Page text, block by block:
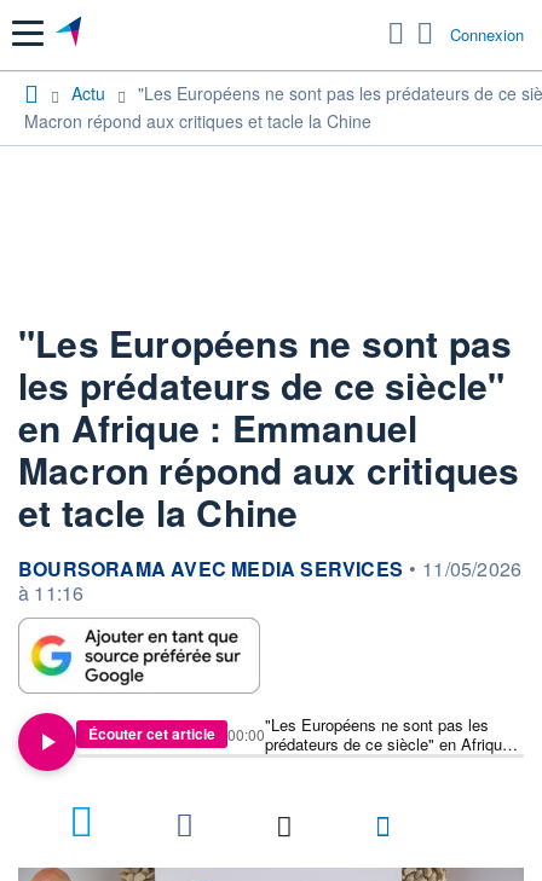
Menu Connexion
Actu
"Les Européens ne sont pas les prédateurs de ce
Macron répond aux critiques et tacle la Chine
"Les Européens ne sont pas
les prédateurs de ce siècle"
en Afrique : Emmanuel
Macron répond aux critiques
et tacle la Chine
information fournie par
BOURSORAMA AVEC MEDIA SERVICES • 11/05/2026
à 11:16
Écouter cet article
"Les Européens ne sont pas les
prédateurs de ce siècle" en Afrique :
Emmanuel Macron répond aux
00:00